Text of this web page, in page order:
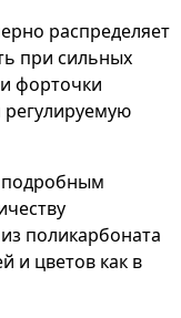
распределяет
при сильных
форточки
подробным
поликарбоната
и цветов как в